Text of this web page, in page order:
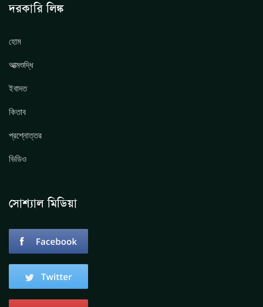
দরকারি লিঙ্ক
হোম
আত্মশুদ্ধি
ইবাদত
কিতাব
প্রশ্নোত্তর
ভিডিও
সোশ্যাল মিডিয়া